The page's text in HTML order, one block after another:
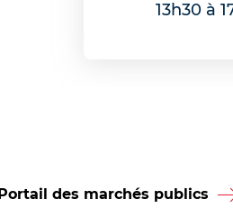
13h30 à
Portail des marchés publics